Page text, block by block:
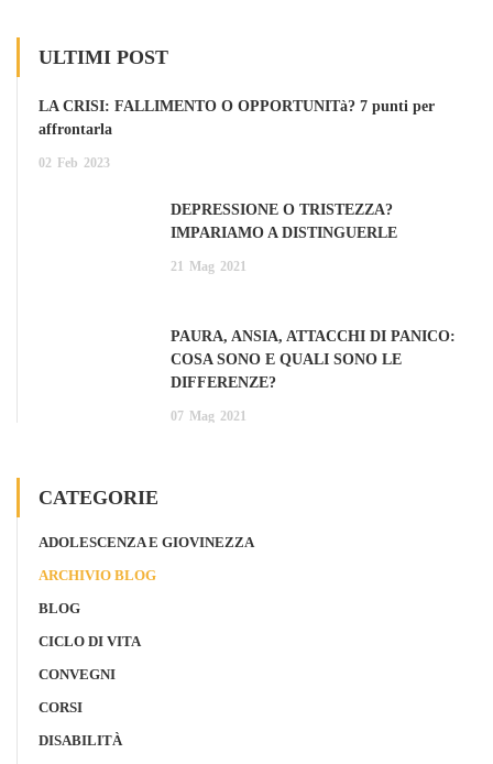
ULTIMI POST
LA CRISI: FALLIMENTO O OPPORTUNITà? 7 punti per
affrontarla
02 Feb 2023
DEPRESSIONE O TRISTEZZA?
IMPARIAMO A DISTINGUERLE
21 Mag 2021
PAURA, ANSIA, ATTACCHI DI PANICO:
COSA SONO E QUALI SONO LE
DIFFERENZE?
07 Mag 2021
CATEGORIE
ADOLESCENZA E GIOVINEZZA
ARCHIVIO BLOG
BLOG
CICLO DI VITA
CONVEGNI
CORSI
DISABILITÀ